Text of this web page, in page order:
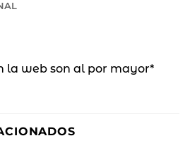
la web son al por mayor*